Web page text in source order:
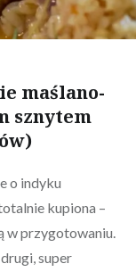
maślano-
sznytem
o indyku
kupiona –
w przygotowaniu.
super